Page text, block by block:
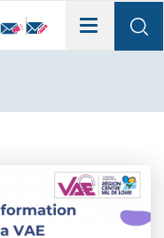
Toggle